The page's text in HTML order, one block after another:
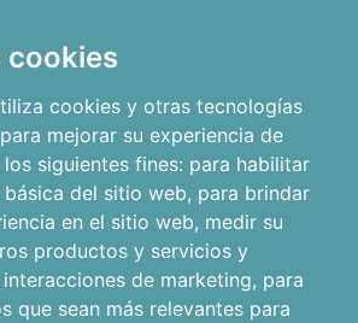
cookies
cookies y otras tecnologías
mejorar su experiencia de
siguientes fines: para habilitar
del sitio web, para brindar
en el sitio web, medir su
productos y servicios y
de marketing, para
que sean más relevantes para